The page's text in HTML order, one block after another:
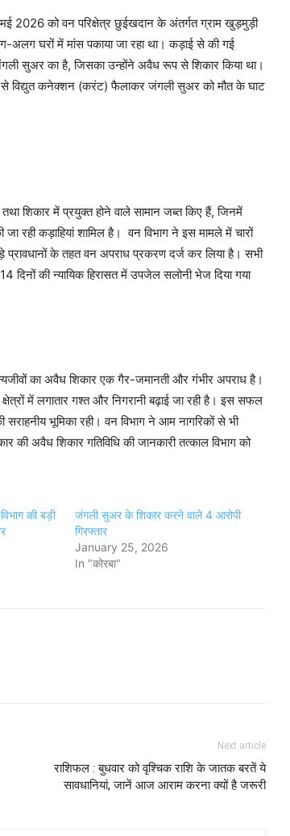
2026 को वन परिक्षेत्र छुईखदान के अंतर्गत ग्राम खुड़मुड़ी
अलग घरों में मांस पकाया जा रहा था। कड़ाई से की गई
सुअर का है, जिसका उन्होंने अवैध रूप से शिकार किया था।
विद्युत कनेक्शन (करंट) फैलाकर जंगली सुअर को मौत के घाट
तथा शिकार में प्रयुक्त होने वाले सामान जब्त किए हैं, जिनमें
रही कड़ाहियां शामिल है। वन विभाग ने इस मामले में चारों
के तहत वन अपराध प्रकरण दर्ज कर लिया है। सभी
दिनों की न्यायिक हिरासत में उपजेल सलोनी भेज दिया गया
का अवैध शिकार एक गैर-जमानती और गंभीर अपराध है।
में लगातार गश्त और निगरानी बढ़ाई जा रही है। इस सफल
सराहनीय भूमिका रही। वन विभाग ने आम नागरिकों से भी
की अवैध शिकार गतिविधि की जानकारी तत्काल विभाग को
की बड़ी
जंगली सुअर के शिकार करने वाले 4 आरोपी
गिरफ्तार
January 25, 2026
In "कोरबा"
Next article
राशिफल : बुधवार को वृश्चिक राशि के जातक बरतें ये
सावधानियां, जानें आज आराम करना क्यों है जरूरी